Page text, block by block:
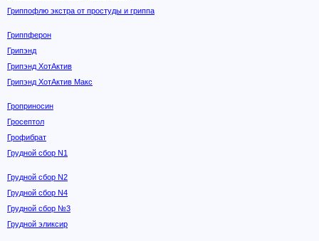
Гриппофлю экстра от простуды и гриппа
Гриппферон
Грипэнд
Грипэнд ХотАктив
Грипэнд ХотАктив Макс
Гроприносин
Гросептол
Грофибрат
Грудной сбор N1
Грудной сбор N2
Грудной сбор N4
Грудной сбор №3
Грудной эликсир